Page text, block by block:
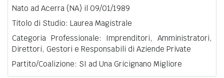
Nato ad Acerra (NA) il 09/01/1989
Titolo di Studio: Laurea Magistrale
Categoria Professionale: Imprenditori, Amministratori,
Direttori, Gestori e Responsabili di Aziende Private
Partito/Coalizione: SI ad Una Gricignano Migliore